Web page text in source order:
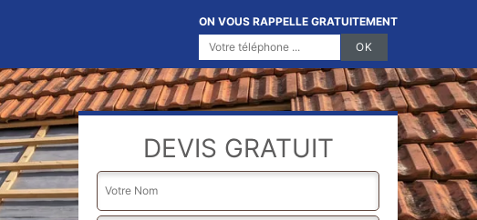
ON VOUS RAPPELLE GRATUITEMENT
DEVIS GRATUIT